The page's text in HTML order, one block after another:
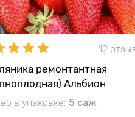
12
ремонтантная
Альбион
в упаковке: 5 саж